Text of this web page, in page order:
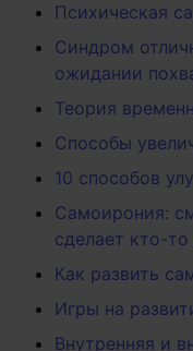
Психическая
Синдром
ожидании
Теория
Способы
10 способов
Самоирония:
сделает кто-то
Как развить
Игры на
Внутренняя и